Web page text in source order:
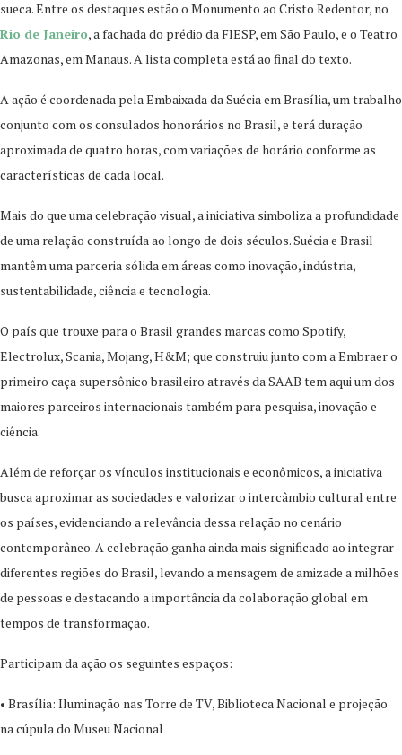
sueca. Entre os destaques estão o Monumento ao Cristo Redentor, no
Rio de Janeiro, a fachada do prédio da FIESP, em São Paulo, e o Teatro
Amazonas, em Manaus. A lista completa está ao final do texto.
A ação é coordenada pela Embaixada da Suécia em Brasília, um trabalho
conjunto com os consulados honorários no Brasil, e terá duração
aproximada de quatro horas, com variações de horário conforme as
características de cada local.
Mais do que uma celebração visual, a iniciativa simboliza a profundidade
de uma relação construída ao longo de dois séculos. Suécia e Brasil
mantêm uma parceria sólida em áreas como inovação, indústria,
sustentabilidade, ciência e tecnologia.
O país que trouxe para o Brasil grandes marcas como Spotify,
Electrolux, Scania, Mojang, H&M; que construiu junto com a Embraer o
primeiro caça supersônico brasileiro através da SAAB tem aqui um dos
maiores parceiros internacionais também para pesquisa, inovação e
ciência.
Além de reforçar os vínculos institucionais e econômicos, a iniciativa
busca aproximar as sociedades e valorizar o intercâmbio cultural entre
os países, evidenciando a relevância dessa relação no cenário
contemporâneo. A celebração ganha ainda mais significado ao integrar
diferentes regiões do Brasil, levando a mensagem de amizade a milhões
de pessoas e destacando a importância da colaboração global em
tempos de transformação.
Participam da ação os seguintes espaços:
• Brasília: Iluminação nas Torre de TV, Biblioteca Nacional e projeção
na cúpula do Museu Nacional